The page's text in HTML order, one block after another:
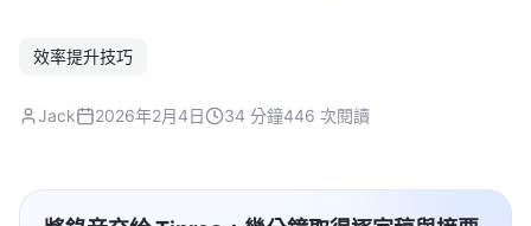
效率提升技巧
Jack 2026年2月4日 34 分鐘446 次閱讀